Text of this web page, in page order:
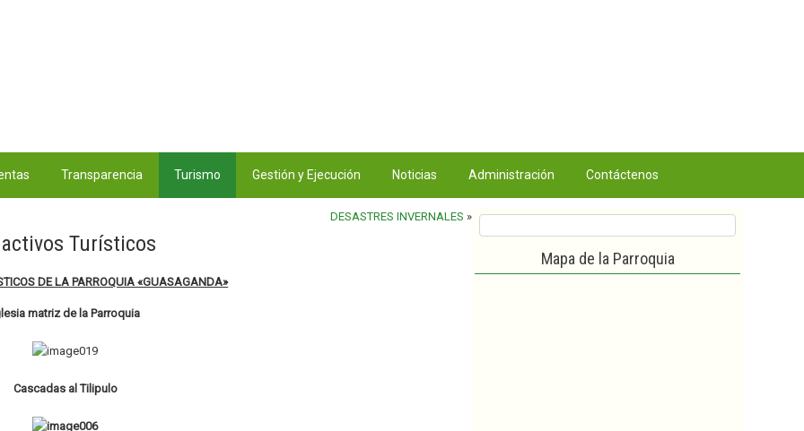
Transparencia Turismo Gestión y Ejecución Noticias Administración Contáctenos
DESASTRES INVERNALES »
Turísticos
DE LA PARROQUIA «GUASAGANDA»
matriz de la Parroquia
Cascadas al Tilipulo
Mapa de la Parroquia